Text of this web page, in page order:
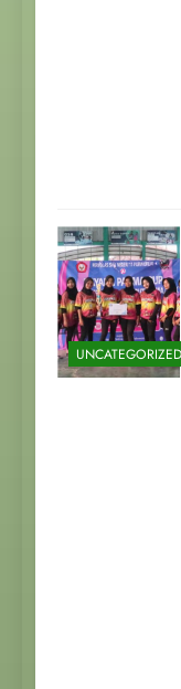
UNCATEGORIZED